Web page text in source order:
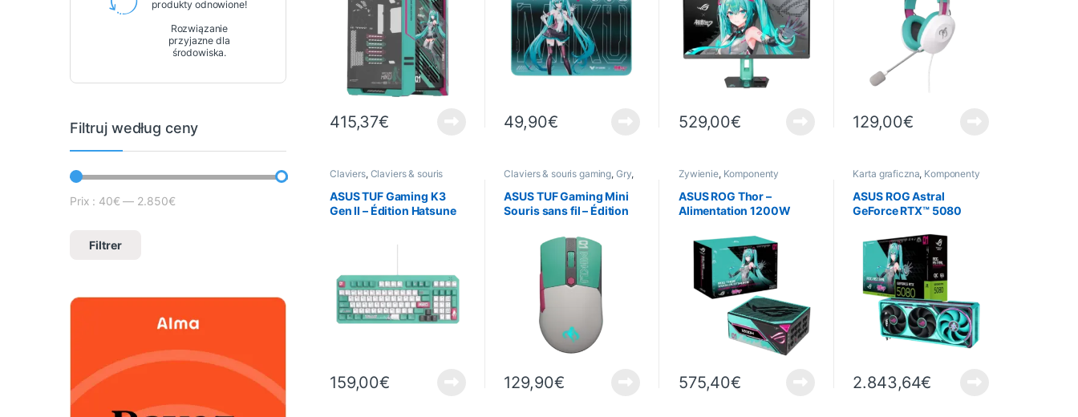
415,37€ 49,90€ 529,00€ 129,00€
Claviers, Claviers & souris
Urządzenia peryferyjne
ASUS TUF Gaming K3
Gen II – Édition Hatsune
159,00€
Claviers & souris gaming, Gry,
Urządzenia
peryferyjne,Souris
ASUS TUF Gaming Mini
Souris sans fil – Édition
129,90€
Żywienie, Komponenty
komputerowe
,Informatyka
ASUS ROG Thor –
Alimentation 1200W
Hatsune Miku
575,40€
Karta graficzna, Komponenty
komputerowe
Informatyka
ASUS ROG Astral
GeForce RTX™ 5080
Miku
2.843,64€
produkty odnowione!
Rozwiązanie
przyjazne dla
środowiska.
Filtruj według ceny
Cena minimalna
Prix max
Filtrer
Prix : 40€ — 2.850€